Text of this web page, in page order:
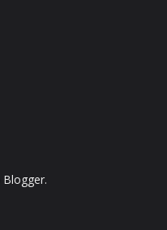
Blogger.